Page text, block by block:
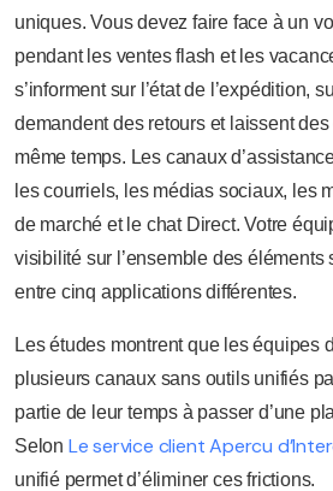
uniques. Vous devez faire face à un
pendant les ventes flash et les
s’informent sur l’état de l’expédition,
demandent des retours et laissent
même temps. Les canaux
les courriels, les médias sociaux, les
de marché et le chat Direct. Votre
visibilité sur l’ensemble des éléments
entre cinq applications différentes.
Les études montrent que les équipes
plusieurs canaux sans outils unifiés
partie de leur temps à passer d’une
Selon Le service client Apercu
unifié permet d’éliminer ces frictions.